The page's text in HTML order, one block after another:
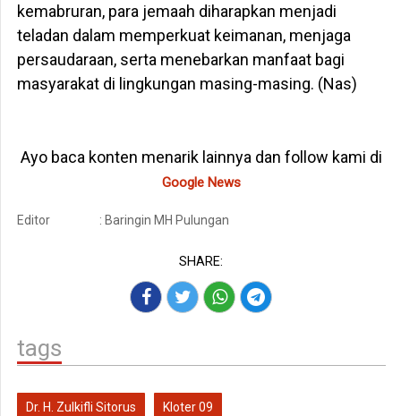
kemabruran, para jemaah diharapkan menjadi
teladan dalam memperkuat keimanan, menjaga
persaudaraan, serta menebarkan manfaat bagi
masyarakat di lingkungan masing-masing. (Nas)
Ayo baca konten menarik lainnya dan follow kami di
Google News
Editor : Baringin MH Pulungan
SHARE:
tags
Dr. H. Zulkifli Sitorus Kloter 09